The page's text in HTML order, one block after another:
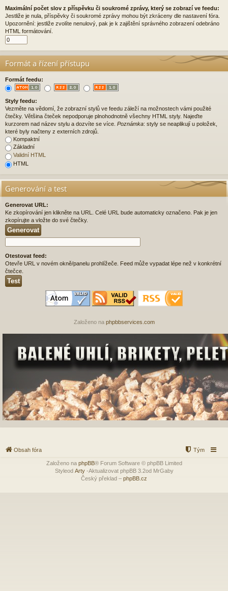
Maximální počet slov z příspěvku či soukromé zprávy, který se zobrazí ve feedu:
Jestliže je nula, příspěvky či soukromé zprávy mohou být zkráceny dle nastavení fóra.
Upozornění: jestliže zvolíte nenulový, pak je k zajištění správného zobrazení odebráno
HTML formátování.
Formát a řízení přístupu
Formát feedu:
Styly feedu:
Vezměte na vědomí, že zobrazní stylů ve feedu záleží na možnostech vámi použité
čtečky. Většina čteček nepodporuje plnohodnotně všechny HTML styly. Najeďte
kurzorem nad název stylu a dozvíte se více. Poznámka: styly se neaplikují u položek,
které byly načteny z externích zdrojů.
Kompaktní
Základní
Validní HTML
HTML
Generování a test
Generovat URL:
Ke zkopírování jen klikněte na URL. Celé URL bude automaticky označeno. Pak je jen
zkopírujte a vložte do své čtečky.
Otestovat feed:
Otevře URL v novém okně/panelu prohlížeče. Feed může vypadat lépe než v konkrétní
čtečce.
Založeno na phpbbservices.com
Obsah fóra Tým
Založeno na phpBB® Forum Software © phpBB Limited
Styleod Arty-Aktualizovat phpBB 3.2od MrGaby
Český překlad – phpBB.cz